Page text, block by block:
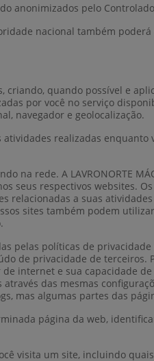
anonimizados pelo
nacional também
quando possível e
por você no serviço
navegador e geolocalização.
realizadas enquanto
rede. A LAVRONORTE
seus respectivos websites.
relacionadas a suas
sites também podem
pelas políticas de
de privacidade de terceiros.
internet e sua capacidade
das mesmas
mas algumas partes das
página da web,
visita um site, incluindo